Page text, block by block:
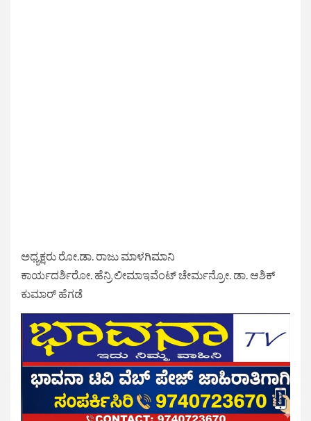
ಅಧ್ಯಕ್ಷರು ರೋ.ಡಾ. ರಾಜು ಮಾಳಗಿಮಾನಿ
ಕಾರ್ಯದರ್ಶಿರೋ. ಹೆನ್ರಿ ಲೀಮಾಇವೆಂಟ್ ಚೇರ್ಮನ್ರೋ. ಡಾ. ಆಶಿಕ್
ಕುಮಾರ್ ಹೆಗಡೆ